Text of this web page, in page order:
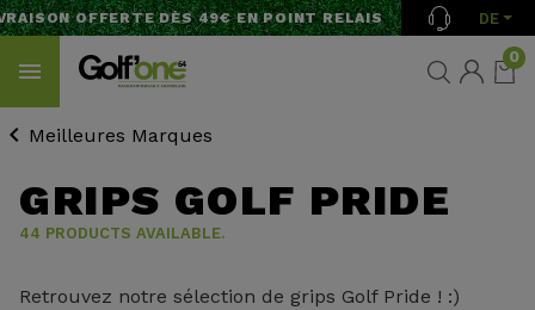
OFFERTE DÈS 49€ EN POINT RELAIS DE
0
Meilleures Marques
GRIPS GOLF PRIDE
44 PRODUCTS AVAILABLE.
Retrouvez notre sélection de grips Golf Pride ! :)